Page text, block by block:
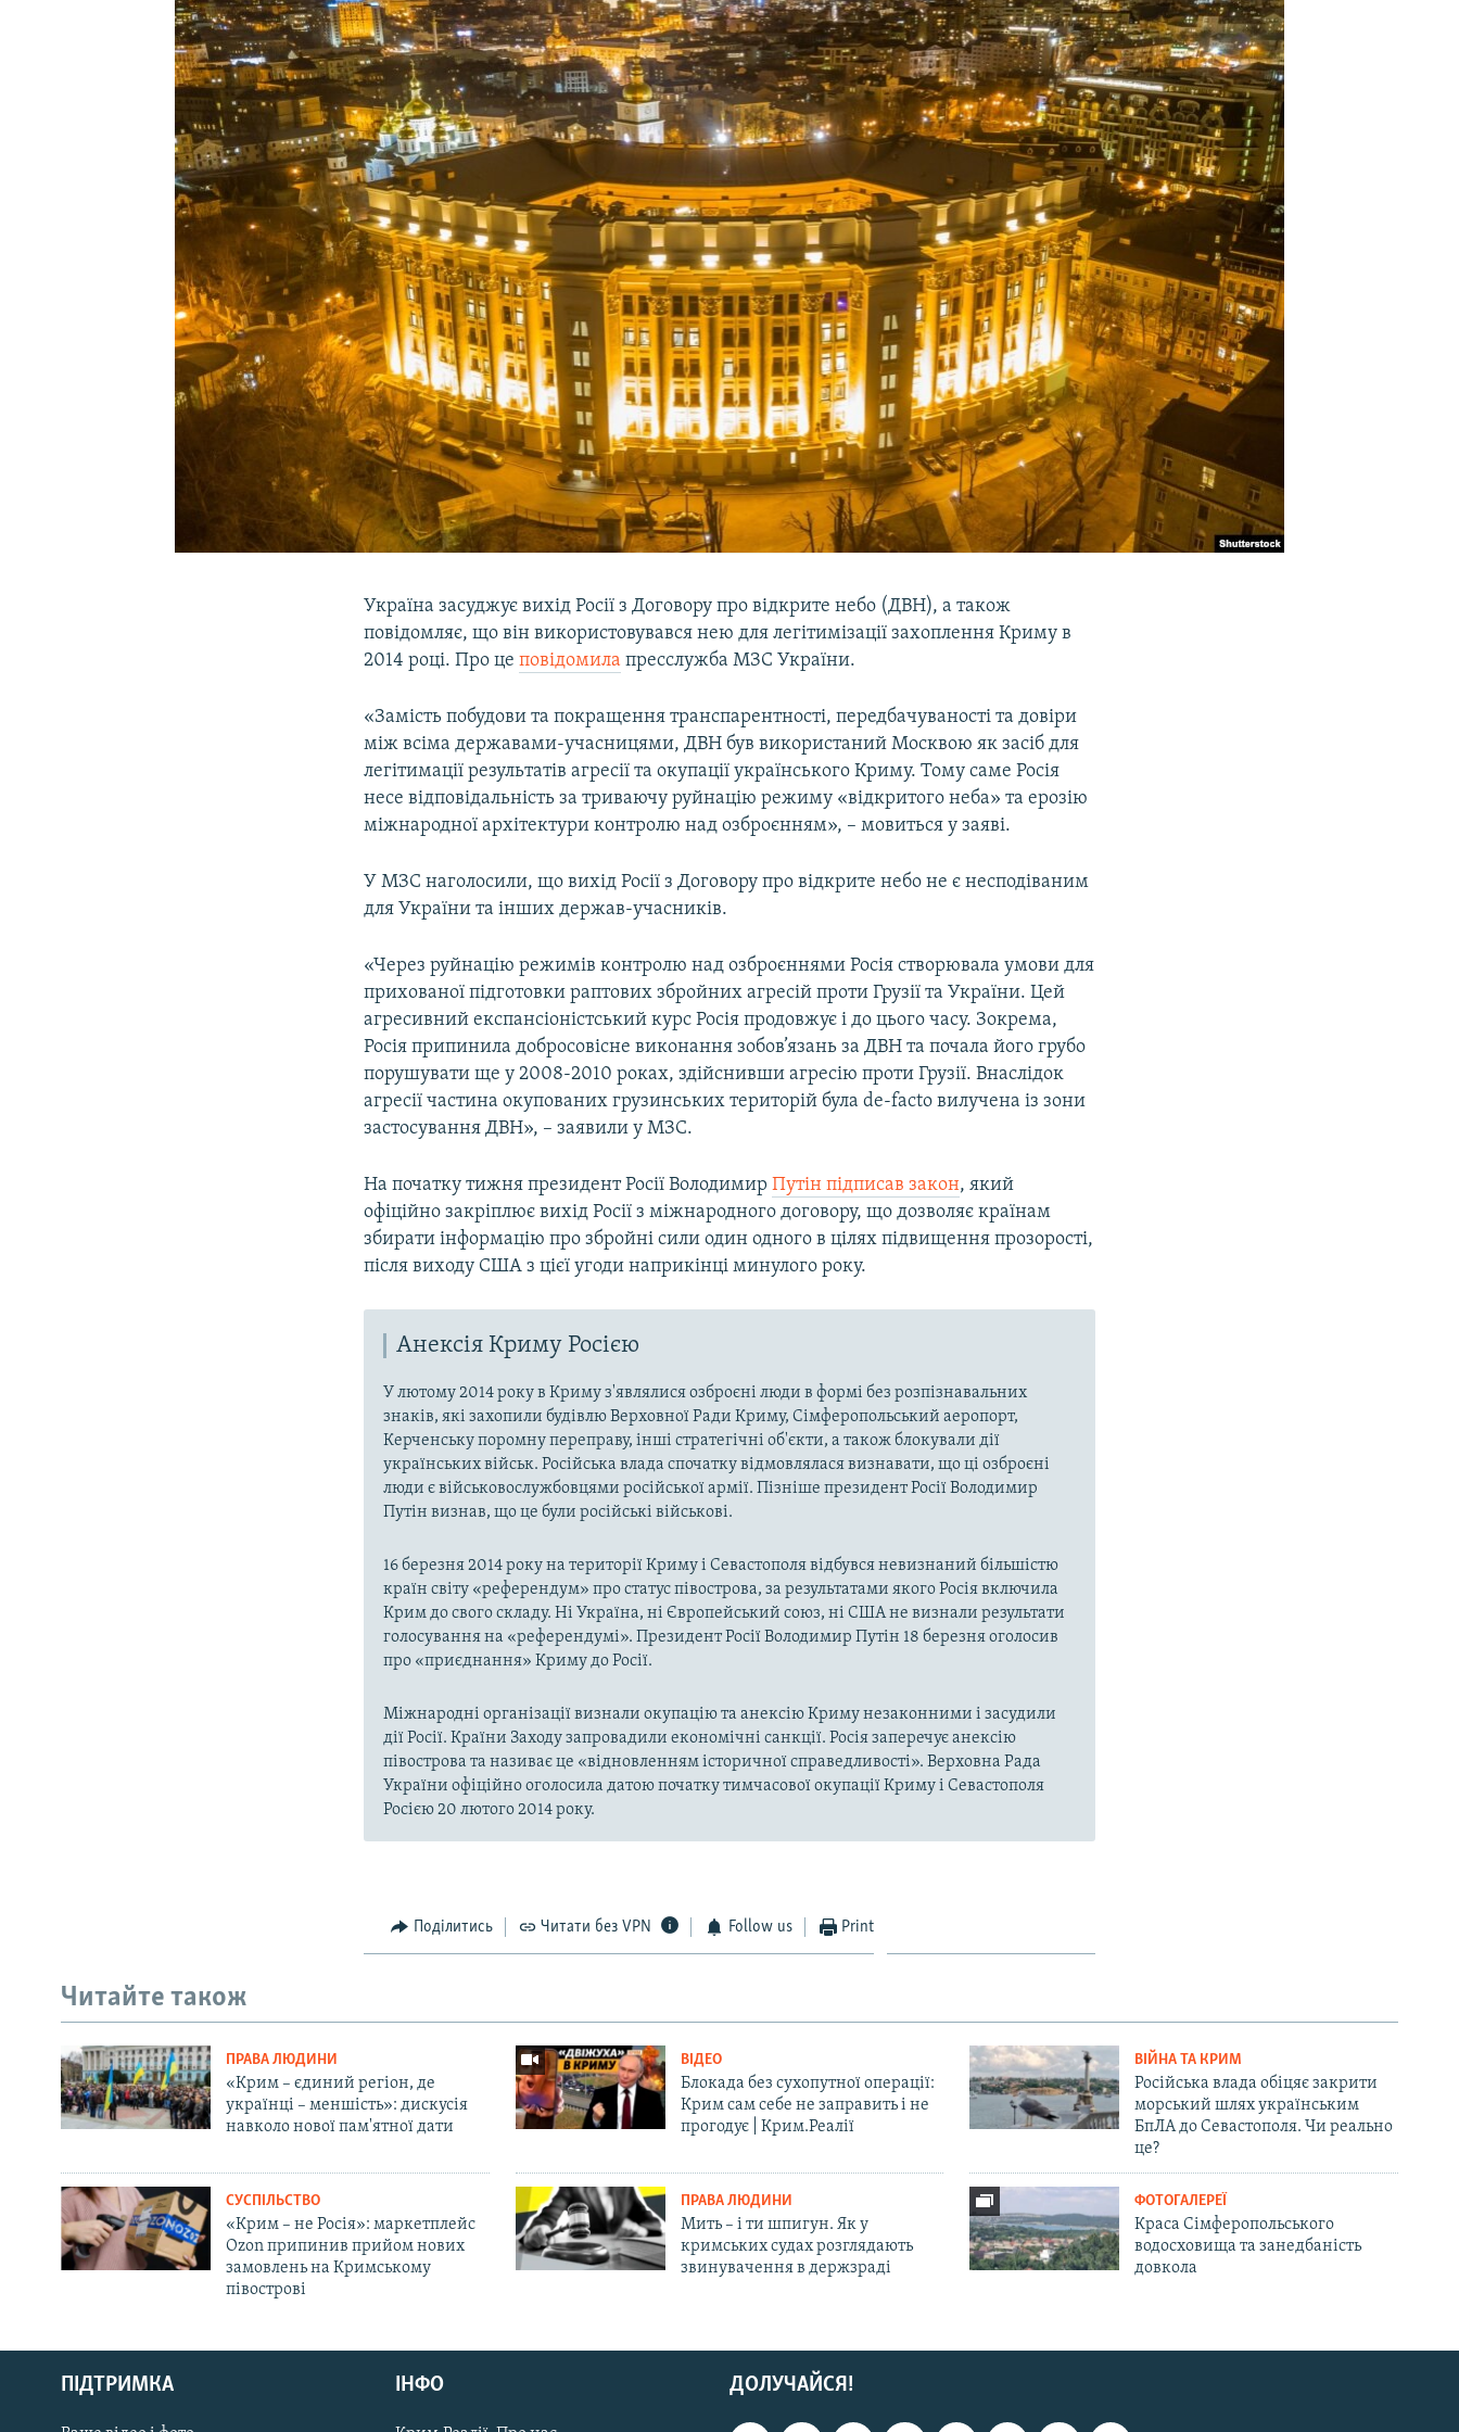
УКРАЇНСЬКА ПРОБЛЕМА КРИМУ
Русский
Qırımtatar
Україна засуджує вихід Росії з Договору про відкрите небо (ДВН), а також
повідомляє, що він використовувався нею для легітимізації захоплення Криму в
2014 році. Про цеповідомила пресслужба МЗС України.
«Замість побудови та покращення транспарентності, передбачуваності та довіри
між всіма державами-учасницями, ДВН був використаний Москвою як засіб для
легітимації результатів агресії та окупації українського Криму. Тому саме Росія
несе відповідальність за триваючу руйнацію режиму «відкритого неба» та ерозію
міжнародної архітектури контролю над озброєнням», – мовиться у заяві.
У МЗС наголосили, що вихід Росії з Договору про відкрите небо не є несподіваним
для України та інших держав-учасників.
«Через руйнацію режимів контролю над озброєннями Росія створювала умови для
прихованої підготовки раптових збройних агресій проти Грузії та України. Цей
агресивний експансіоністський курс Росія продовжує і до цього часу. Зокрема,
Росія припинила добросовісне виконання зобов’язань за ДВН та почала його грубо
порушувати ще у 2008-2010 роках, здійснивши агресію проти Грузії. Внаслідок
агресії частина окупованих грузинських територій була de-facto вилучена із зони
застосування ДВН», – заявили у МЗС.
На початку тижня президент Росії ВолодимирПутін підписав закон, який
офіційно закріплює вихід Росії з міжнародного договору, що дозволяє країнам
збирати інформацію про збройні сили один одного в цілях підвищення прозорості,
після виходу США з цієї угоди наприкінці минулого року.
Анексія Криму Росією
У лютому 2014 року в Криму з'являлися озброєні люди в формі без розпізнавальних
знаків, які захопили будівлю Верховної Ради Криму, Сімферопольський аеропорт,
Керченську поромну переправу, інші стратегічні об'єкти, а також блокували дії
українських військ. Російська влада спочатку відмовлялася визнавати, що ці озброєні
люди є військовослужбовцями російської армії. Пізніше президент Росії Володимир
Путін визнав, що це були російські військові.
16 березня 2014 року на території Криму і Севастополя відбувся невизнаний більшістю
країн світу «референдум» про статус півострова, за результатами якого Росія включила
Крим до свого складу. Ні Україна, ні Європейський союз, ні США не визнали результати
голосування на «референдумі». Президент Росії Володимир Путін 18 березня оголосив
про «приєднання» Криму до Росії.
Міжнародні організації визнали окупацію та анексію Криму незаконними і засудили
дії Росії. Країни Заходу запровадили економічні санкції. Росія заперечує анексію
півострова та називає це «відновленням історичної справедливості». Верховна Рада
України офіційно оголосила датою початку тимчасової окупації Криму і Севастополя
Росією 20 лютого 2014 року.
Поділитись Читати без VPN Follow us Print
Читайте також
ПРАВА ЛЮДИНИ
«Крим – єдиний регіон, де
українці – меншість»: дискусія
навколо нової пам'ятної дати
ВІДЕО
Блокада без сухопутної операції:
Крим сам себе не заправить і не
прогодує | Крим.Реалії
ВІЙНА ТА КРИМ
Російська влада обіцяє закрити
морський шлях українським
БпЛА до Севастополя. Чи реально
це?
СУСПІЛЬСТВО
«Крим – не Росія»: маркетплейс
Ozon припинив прийом нових
замовлень на Кримському
півострові
ПРАВА ЛЮДИНИ
Мить – і ти шпигун. Як у
кримських судах розглядають
звинувачення в держзраді
ФОТОГАЛЕРЕЇ
Краса Сімферопольського
водосховища та занедбаність
довкола
ДОЛУЧАЙСЯ!
ПІДТРИМКА ІНФО